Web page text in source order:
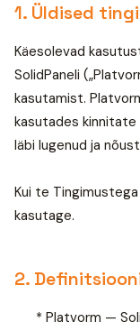
1. Üldised
Käesolevad
SolidPaneli
kasutamist.
kasutades kinnitate
läbi lugenud ja
Kui te
kasutage.
2.
* Platvorm —